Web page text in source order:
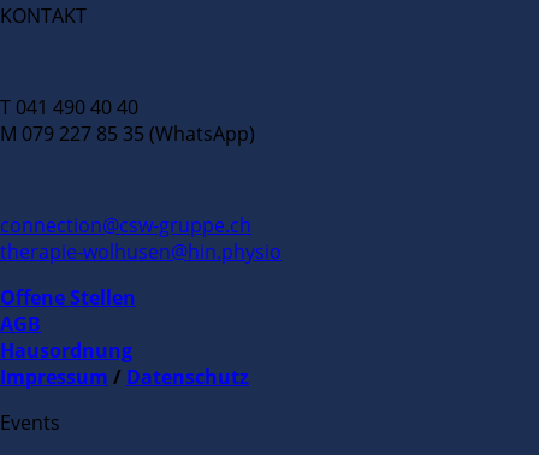
KONTAKT
T 041 490 40 40
M 079 227 85 35 (WhatsApp)
connection@csw-gruppe.ch
therapie-wolhusen@hin.physio
Offene Stellen
AGB
Hausordnung
Impressum / Datenschutz
Events